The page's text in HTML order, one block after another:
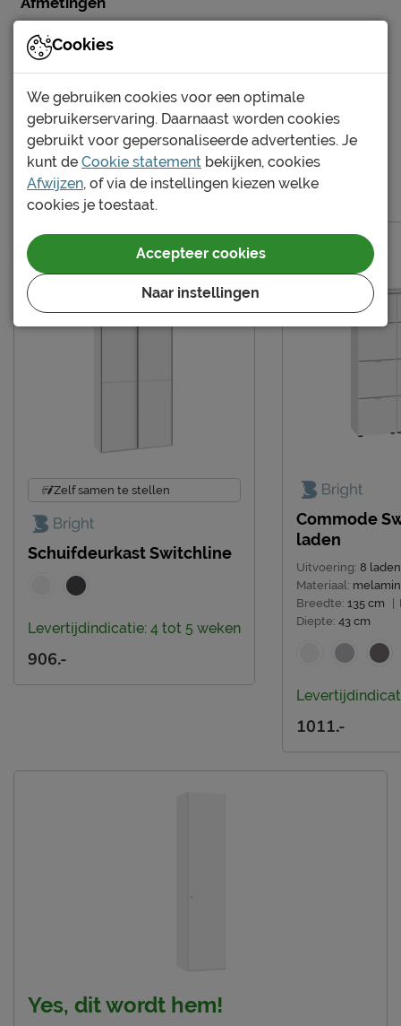
Hoogte
Breedte kastdelen
Maat
51.6 x 220 x 58,5 cm
Kenmerken
Kleur
Kastverdeling per
kastdeel
1 legplank en 1 roede
Materiaal
Materiaal melamine
Montage
niet inbegrepen
Leveranciersinformatie
Naam Beter Bed B.V.
Locatie
Postbus 716, 5400 AS,
Uden, Nederland
Emailadres
info@beterbed.nl
Bekijk meer specificaties
Meer van de serie Switchline
Zelf samen te stellen
Schuifdeurkast Switchline
Levertijdindicatie: 4 tot 5 weken
906.-
Commode
laden
Uitvoering: 8 laden
Materiaal:
Breedte: 135 cm
Diepte: 43 cm
1011.-
Yes, dit wordt hem!
Cookies
We gebruiken cookies voor een optimale
gebruikerservaring. Daarnaast worden cookies
gebruikt voor gepersonaliseerde advertenties. Je
kunt de Cookie statement bekijken, cookies
Afwijzen, of via de instellingen kiezen welke
cookies je toestaat.
Naar instellingen
Accepteer cookies